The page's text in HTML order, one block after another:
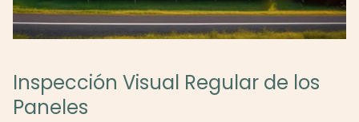
Inspección Visual Regular de los
Paneles